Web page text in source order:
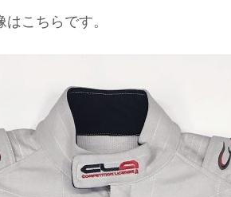
こちらです。